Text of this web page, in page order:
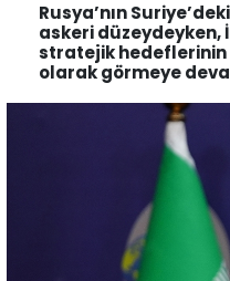
Rusya’nın
askeri düzeydeyken,
stratejik hedeflerinin
olarak görmeye